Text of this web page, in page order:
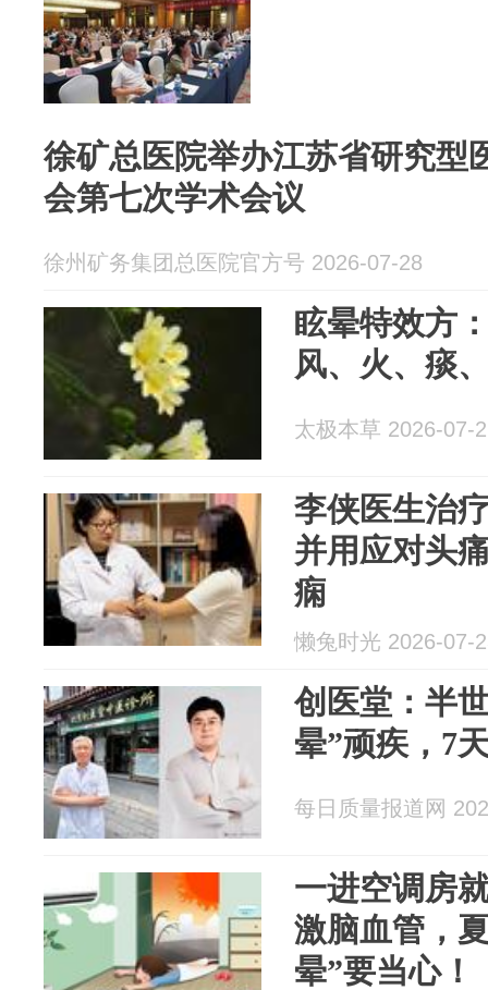
徐矿总医院举办江苏省研究型
会第七次学术会议
徐州矿务集团总医院官方号 2026-07-28
眩晕特效方
风、火、痰
太极本草 2026-07-
李侠医生治
并用应对头
痫
懒兔时光 2026-07-
创医堂：半
晕”顽疾，7
每日质量报道网
一进空调房
激脑血管，
晕”要当心！